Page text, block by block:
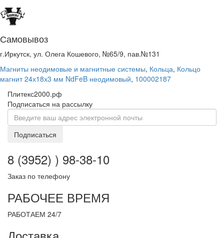
Самовывоз
г.Иркутск, ул. Олега Кошевого, №65/9, пав.№131
Магниты неодимовые и магнитные системы, Кольца, Кольцо
магнит 24х18х3 мм NdFeB неодимовый, 100002187
Плитекс2000.рф
Подписаться на рассылку
Подписаться
8 (3952) ) 98-38-10
Заказ по телефону
РАБОЧЕЕ ВРЕМЯ
РАБОТАЕМ 24/7